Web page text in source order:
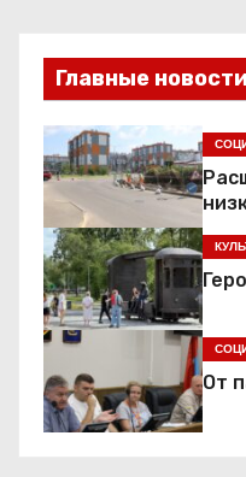
и
г
а
ц
и
я
п
о
Главные новости
От